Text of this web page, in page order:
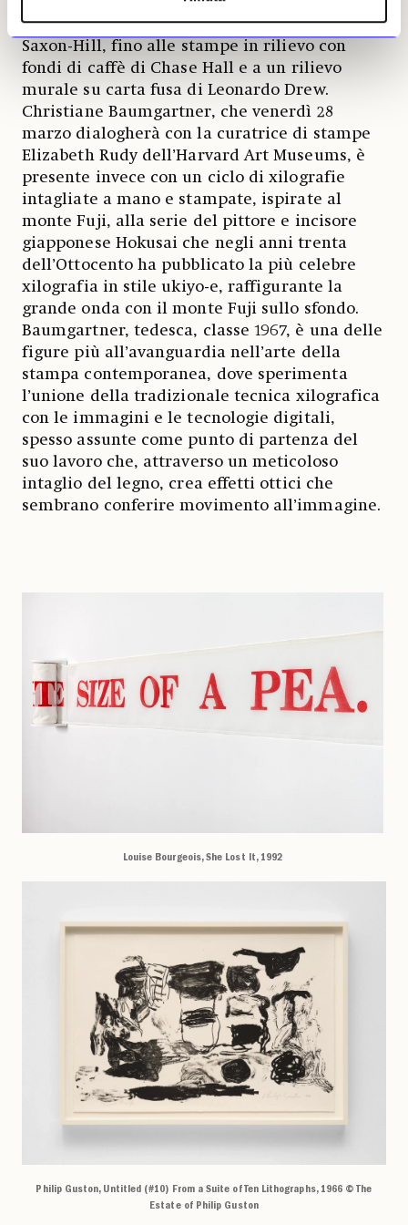
monotipi su larga scala di David Salle e Blair
Saxon-Hill, fino alle stampe in rilievo con
fondi di caffè di Chase Hall e a un rilievo
murale su carta fusa di Leonardo Drew.
Christiane Baumgartner, che venerdì 28
marzo dialogherà con la curatrice di stampe
Elizabeth Rudy dell’Harvard Art Museums, è
presente invece con un ciclo di xilografie
intagliate a mano e stampate, ispirate al
monte Fuji, alla serie del pittore e incisore
giapponese Hokusai che negli anni trenta
dell’Ottocento ha pubblicato la più celebre
xilografia in stile ukiyo-e, raffigurante la
grande onda con il monte Fuji sullo sfondo.
Baumgartner, tedesca, classe 1967, è una delle
figure più all’avanguardia nell’arte della
stampa contemporanea, dove sperimenta
l’unione della tradizionale tecnica xilografica
con le immagini e le tecnologie digitali,
spesso assunte come punto di partenza del
suo lavoro che, attraverso un meticoloso
intaglio del legno, crea effetti ottici che
sembrano conferire movimento all’immagine.
Louise Bourgeois, She Lost It, 1992
Philip Guston, Untitled (#10) From a Suite of Ten Lithographs, 1966 © The
Estate of Philip Guston